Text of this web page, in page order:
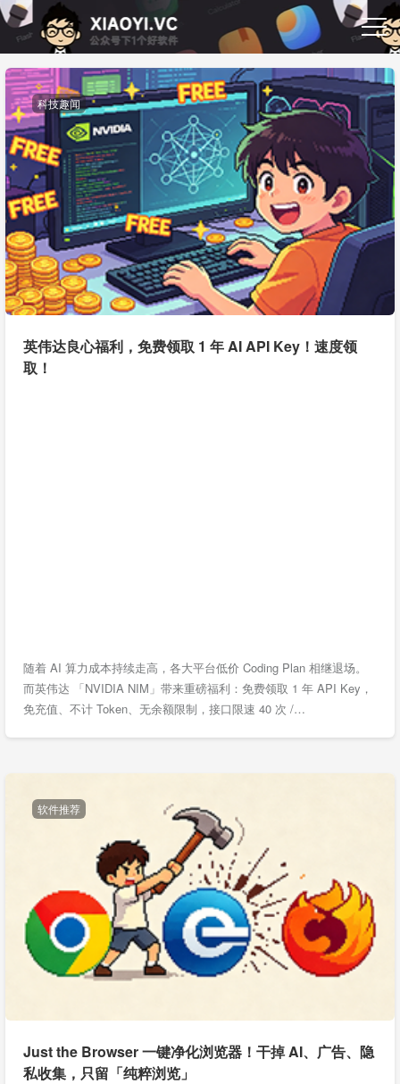
科技趣闻
英伟达良心福利，免费领取 1 年 AI API Key！速度领
取！
随着 AI 算力成本持续走高，各大平台低价 Coding Plan 相继退场。
而英伟达 「NVIDIA NIM」带来重磅福利：免费领取 1 年 API Key，
免充值、不计 Token、无余额限制，接口限速 40 次 /…
软件推荐
Just the Browser 一键净化浏览器！干掉 AI、广告、隐
私收集，只留「纯粹浏览」